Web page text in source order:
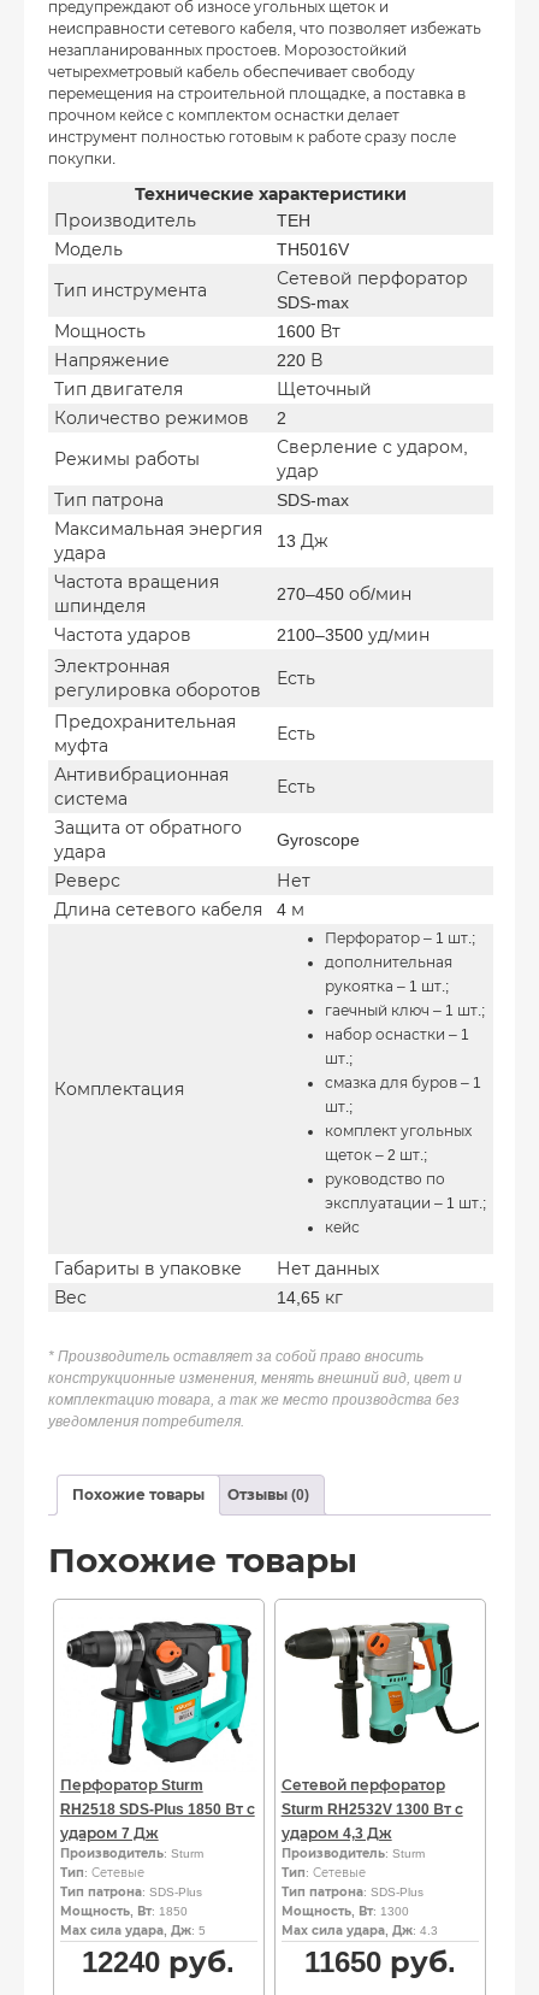
предупреждают об износе угольных щеток и
неисправности сетевого кабеля, что позволяет избежать
незапланированных простоев. Морозостойкий
четырехметровый кабель обеспечивает свободу
перемещения на строительной площадке, а поставка в
прочном кейсе с комплектом оснастки делает
инструмент полностью готовым к работе сразу после
покупки.
Технические характеристики
Производитель
TEH
Модель
TH5016V
Тип инструмента
Сетевой перфоратор
SDS-max
Мощность
1600 Вт
Напряжение
220 В
Тип двигателя
Щеточный
Количество режимов
2
Режимы работы
Сверление с ударом,
удар
Тип патрона
SDS-max
Максимальная энергия
удара
13 Дж
Частота вращения
шпинделя
270–450 об/мин
Частота ударов
2100–3500 уд/мин
Электронная
регулировка оборотов
Есть
Предохранительная
муфта
Есть
Антивибрационная
система
Есть
Защита от обратного
удара
Gyroscope
Реверс
Нет
Длина сетевого кабеля
4 м
Комплектация
Перфоратор – 1 шт.;
дополнительная
рукоятка – 1 шт.;
гаечный ключ – 1 шт.;
набор оснастки – 1
шт.;
смазка для буров – 1
шт.;
комплект угольных
щеток – 2 шт.;
руководство по
эксплуатации – 1 шт.;
кейс
Габариты в упаковке
Нет данных
Вес
14,65 кг
* Производитель оставляет за собой право вносить
конструкционные изменения, менять внешний вид, цвет и
комплектацию товара, а так же место производства без
уведомления потребителя.
Похожие товары Отзывы (0)
Похожие товары
Перфоратор Sturm
RH2518 SDS-Plus 1850 Вт с
ударом 7 Дж
Производитель: Sturm
Тип: Сетевые
Тип патрона: SDS-Plus
Мощность, Вт: 1850
Мах сила удара, Дж: 5
12240 руб.
Сетевой перфоратор
Sturm RH2532V 1300 Вт с
ударом 4,3 Дж
Производитель: Sturm
Тип: Сетевые
Тип патрона: SDS-Plus
Мощность, Вт: 1300
Мах сила удара, Дж: 4.3
11650руб.